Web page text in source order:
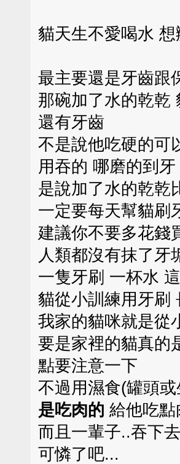
貓天生不愛喝水
最主要還是牙齒跟
那碗加了水的乾乾
還有牙齒
不是說他吃硬的可
用吞的 哪磨的到
是說加了水的乾乾
一定要每天幫貓刷
建議你不要多花錢
人類都沒有抹了牙
一隻牙刷 一杯水
貓從小訓練用牙刷
我家的貓咪就是從
要是家裡的貓真的
點要注意一下
不過用濕食(罐頭
是吃肉的 給他吃
而且一輩子..吞下
可憐了吧...